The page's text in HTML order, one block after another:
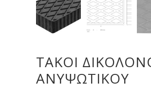
ΤΑΚΟΙ
ΑΝΥΨΩΤΙΚΟΥ